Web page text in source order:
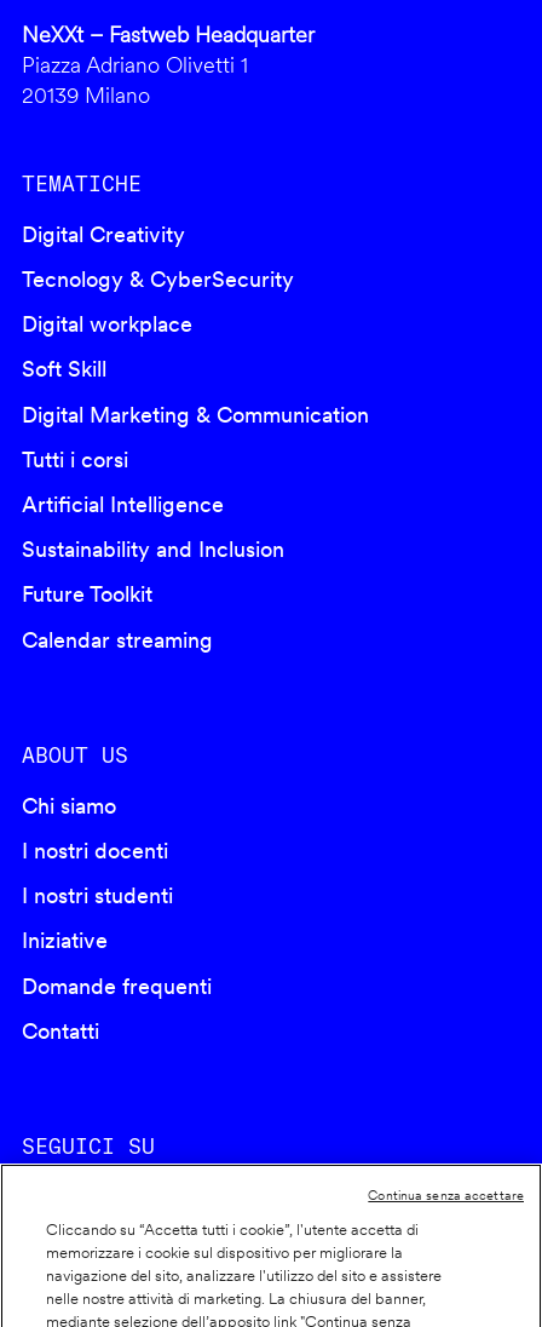
NeXXt – Fastweb Headquarter
Piazza Adriano Olivetti 1
20139 Milano
TEMATICHE
Digital Creativity
Tecnology & CyberSecurity
Digital workplace
Soft Skill
Digital Marketing & Communication
Tutti i corsi
Artificial Intelligence
Sustainability and Inclusion
Future Toolkit
Calendar streaming
ABOUT US
Chi siamo
I nostri docenti
I nostri studenti
Iniziative
Domande frequenti
Contatti
SEGUICI SU
Cookie policy
Cliccando su “Accetta tutti i cookie”, l'utente accetta di
memorizzare i cookie sul dispositivo per migliorare la
navigazione del sito, analizzare l'utilizzo del sito e assistere
nelle nostre attività di marketing. La chiusura del banner,
mediante selezione dell’apposito link "Continua senza
Continua senza accettare